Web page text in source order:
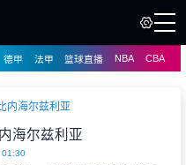
德甲 法甲 篮球直播 NBA CBA
内海尔兹利亚
海尔兹利亚
01:30